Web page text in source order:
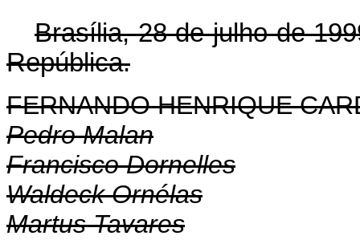
Brasília, 28 de julho de
República.
FERNANDO HENRIQUE
Pedro Malan
Francisco Dornelles
Waldeck Ornélas
Martus Tavares